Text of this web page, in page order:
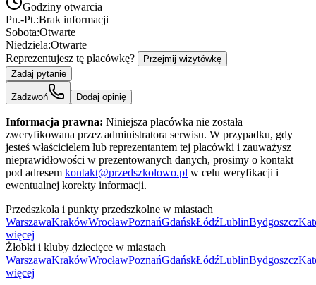
Godziny otwarcia
Pn.-Pt.:Brak informacji
Sobota:Otwarte
Niedziela:Otwarte
Reprezentujesz tę placówkę?
Przejmij wizytówkę
Zadaj pytanie
Zadzwoń Dodaj opinię
Informacja prawna: Niniejsza placówka nie została
zweryfikowana przez administratora serwisu. W przypadku, gdy
jesteś właścicielem lub reprezentantem tej placówki i zauważysz
nieprawidłowości w prezentowanych danych, prosimy o kontakt
pod adresem kontakt@przedszkolowo.pl w celu weryfikacji i
ewentualnej korekty informacji.
Przedszkola i punkty przedszkolne w miastach
WarszawaKrakówWrocławPoznańGdańskŁódźLublinBydgoszcz
więcej
Żłobki i kluby dziecięce w miastach
WarszawaKrakówWrocławPoznańGdańskŁódźLublinBydgoszcz
więcej